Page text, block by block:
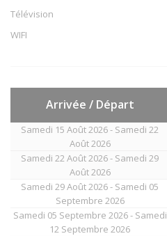
Télévision
WIFI
Arrivée / Départ
Samedi 15 Août 2026 - Samedi 22
Août 2026
Samedi 22 Août 2026 - Samedi 29
Août 2026
Samedi 29 Août 2026 - Samedi 05
Septembre 2026
Samedi 05 Septembre 2026 - Samedi
12 Septembre 2026